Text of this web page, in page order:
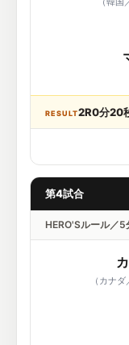
RESULT2R0分20
第4試合
HERO'Sルール／
（カナ